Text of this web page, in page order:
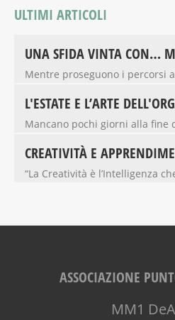
ULTIMI ARTICOLI
UNA SFIDA VINTA CON…
Mentre proseguono i percorsi
Mancano pochi giorni alla fine
“La Creatività è l’Intelligenza
ASSOCIAZIONE
MM1